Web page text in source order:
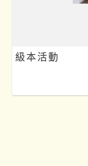
級本活動